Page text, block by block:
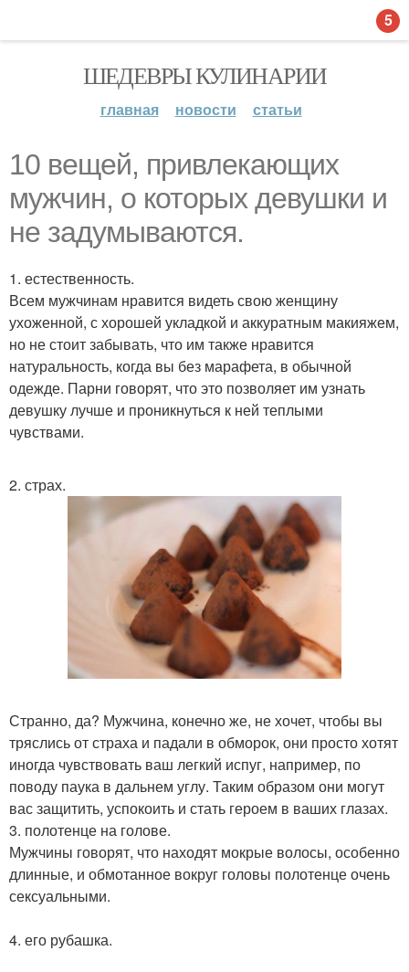
ШЕДЕВРЫ КУЛИНАРИИ
главная новости статьи
10 вещей, привлекающих
мужчин, о которых девушки и
не задумываются.
1. естественность.
Всем мужчинам нравится видеть свою женщину
ухоженной, с хорошей укладкой и аккуратным макияжем,
но не стоит забывать, что им также нравится
натуральность, когда вы без марафета, в обычной
одежде. Парни говорят, что это позволяет им узнать
девушку лучше и проникнуться к ней теплыми
чувствами.
2. страх.
Странно, да? Мужчина, конечно же, не хочет, чтобы вы
тряслись от страха и падали в обморок, они просто хотят
иногда чувствовать ваш легкий испуг, например, по
поводу паука в дальнем углу. Таким образом они могут
вас защитить, успокоить и стать героем в ваших глазах.
3. полотенце на голове.
Мужчины говорят, что находят мокрые волосы, особенно
длинные, и обмотанное вокруг головы полотенце очень
сексуальными.
4. его рубашка.
5